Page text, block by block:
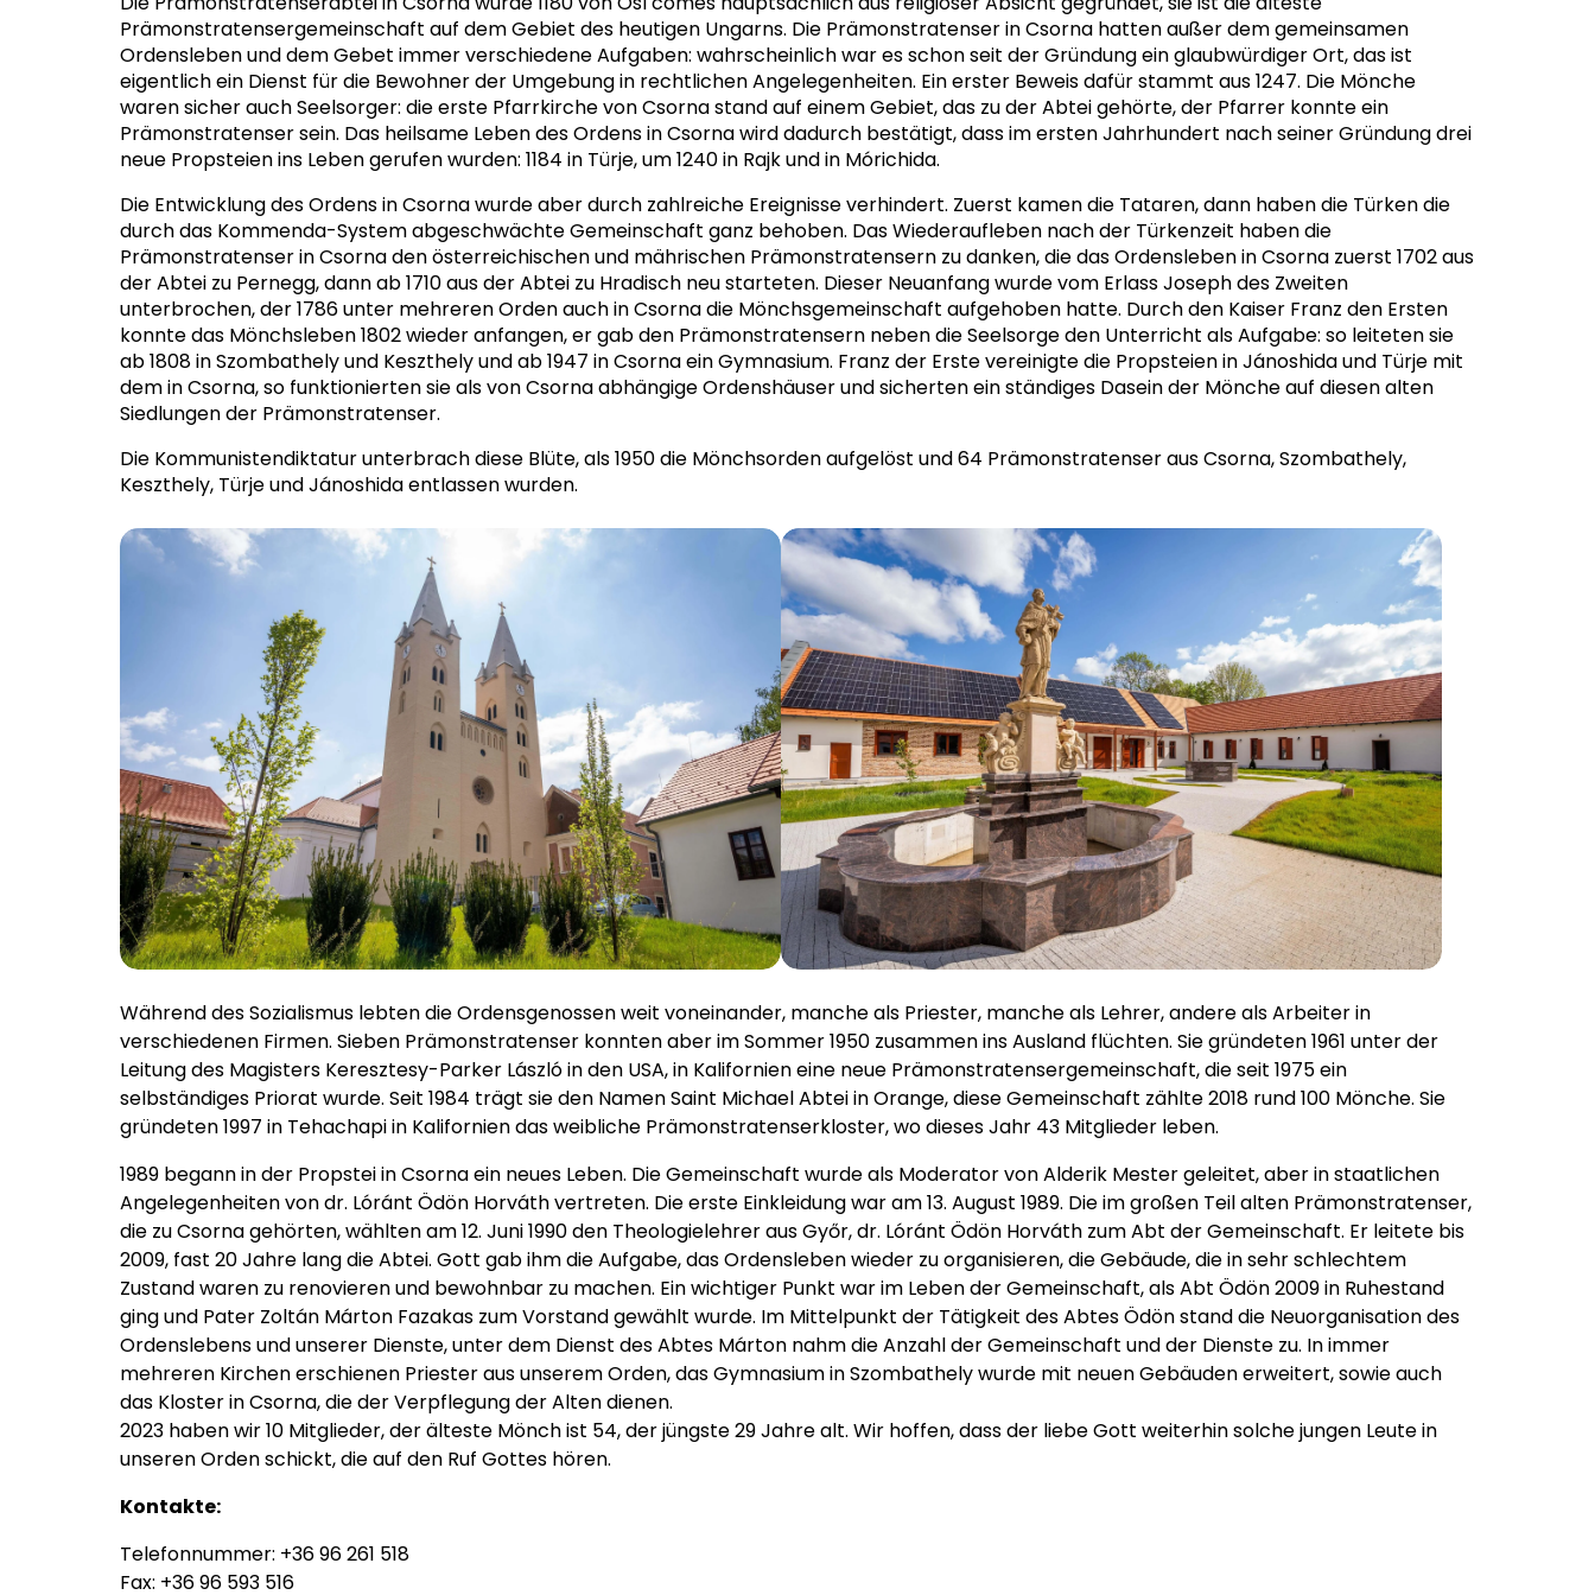
Prämonstratensergemeinschaft auf dem Gebiet des heutigen Ungarns. Die Prämonstratenser in Csorna hatten außer dem gemeinsamen
Ordensleben und dem Gebet immer verschiedene Aufgaben: wahrscheinlich war es schon seit der Gründung ein glaubwürdiger Ort, das ist
eigentlich ein Dienst für die Bewohner der Umgebung in rechtlichen Angelegenheiten. Ein erster Beweis dafür stammt aus 1247. Die Mönche
waren sicher auch Seelsorger: die erste Pfarrkirche von Csorna stand auf einem Gebiet, das zu der Abtei gehörte, der Pfarrer konnte ein
Prämonstratenser sein. Das heilsame Leben des Ordens in Csorna wird dadurch bestätigt, dass im ersten Jahrhundert nach seiner Gründung drei
neue Propsteien ins Leben gerufen wurden: 1184 in Türje, um 1240 in Rajk und in Mórichida.
Die Entwicklung des Ordens in Csorna wurde aber durch zahlreiche Ereignisse verhindert. Zuerst kamen die Tataren, dann haben die Türken die
durch das Kommenda-System abgeschwächte Gemeinschaft ganz behoben. Das Wiederaufleben nach der Türkenzeit haben die
Prämonstratenser in Csorna den österreichischen und mährischen Prämonstratensern zu danken, die das Ordensleben in Csorna zuerst 1702 aus
der Abtei zu Pernegg, dann ab 1710 aus der Abtei zu Hradisch neu starteten. Dieser Neuanfang wurde vom Erlass Joseph des Zweiten
unterbrochen, der 1786 unter mehreren Orden auch in Csorna die Mönchsgemeinschaft aufgehoben hatte. Durch den Kaiser Franz den Ersten
konnte das Mönchsleben 1802 wieder anfangen, er gab den Prämonstratensern neben die Seelsorge den Unterricht als Aufgabe: so leiteten sie
ab 1808 in Szombathely und Keszthely und ab 1947 in Csorna ein Gymnasium. Franz der Erste vereinigte die Propsteien in Jánoshida und Türje mit
dem in Csorna, so funktionierten sie als von Csorna abhängige Ordenshäuser und sicherten ein ständiges Dasein der Mönche auf diesen alten
Siedlungen der Prämonstratenser.
Die Kommunistendiktatur unterbrach diese Blüte, als 1950 die Mönchsorden aufgelöst und 64 Prämonstratenser aus Csorna, Szombathely,
Keszthely, Türje und Jánoshida entlassen wurden.
Während des Sozialismus lebten die Ordensgenossen weit voneinander, manche als Priester, manche als Lehrer, andere als Arbeiter in
verschiedenen Firmen. Sieben Prämonstratenser konnten aber im Sommer 1950 zusammen ins Ausland flüchten. Sie gründeten 1961 unter der
Leitung des Magisters Keresztesy-Parker László in den USA, in Kalifornien eine neue Prämonstratensergemeinschaft, die seit 1975 ein
selbständiges Priorat wurde. Seit 1984 trägt sie den Namen Saint Michael Abtei in Orange, diese Gemeinschaft zählte 2018 rund 100 Mönche. Sie
gründeten 1997 in Tehachapi in Kalifornien das weibliche Prämonstratenserkloster, wo dieses Jahr 43 Mitglieder leben.
1989 begann in der Propstei in Csorna ein neues Leben. Die Gemeinschaft wurde als Moderator von Alderik Mester geleitet, aber in staatlichen
Angelegenheiten von dr. Lóránt Ödön Horváth vertreten. Die erste Einkleidung war am 13. August 1989. Die im großen Teil alten Prämonstratenser,
die zu Csorna gehörten, wählten am 12. Juni 1990 den Theologielehrer aus Győr, dr. Lóránt Ödön Horváth zum Abt der Gemeinschaft. Er leitete bis
2009, fast 20 Jahre lang die Abtei. Gott gab ihm die Aufgabe, das Ordensleben wieder zu organisieren, die Gebäude, die in sehr schlechtem
Zustand waren zu renovieren und bewohnbar zu machen. Ein wichtiger Punkt war im Leben der Gemeinschaft, als Abt Ödön 2009 in Ruhestand
ging und Pater Zoltán Márton Fazakas zum Vorstand gewählt wurde. Im Mittelpunkt der Tätigkeit des Abtes Ödön stand die Neuorganisation des
Ordenslebens und unserer Dienste, unter dem Dienst des Abtes Márton nahm die Anzahl der Gemeinschaft und der Dienste zu. In immer
mehreren Kirchen erschienen Priester aus unserem Orden, das Gymnasium in Szombathely wurde mit neuen Gebäuden erweitert, sowie auch
das Kloster in Csorna, die der Verpflegung der Alten dienen.
2023 haben wir 10 Mitglieder, der älteste Mönch ist 54, der jüngste 29 Jahre alt. Wir hoffen, dass der liebe Gott weiterhin solche jungen Leute in
unseren Orden schickt, die auf den Ruf Gottes hören.
Kontakte:
Telefonnummer: +36 96 261 518
Fax: +36 96 593 516